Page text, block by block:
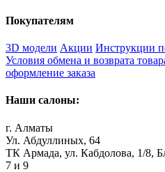
Покупателям
3D модели Акции Инструкции
Условия обмена и возврата
оформление заказа
Наши салоны:
г. Алматы
Ул. Абдуллиных, 64
ТК Армада, ул. Кабдолова, 1/8,
7 и 9